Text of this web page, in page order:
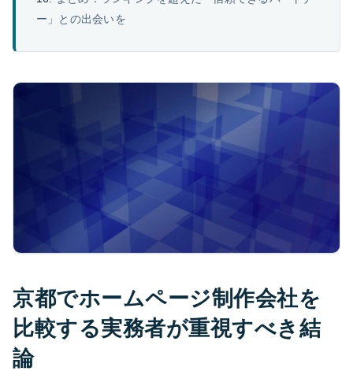
ー」との出会いを
京都でホームページ制作会社を
比較する実務者が重視すべき結
論